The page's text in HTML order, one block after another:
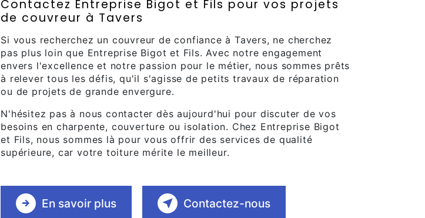
Contactez Entreprise Bigot et Fils pour vos projets
de couvreur à Tavers
Si vous recherchez un couvreur de confiance à Tavers, ne cherchez
pas plus loin que Entreprise Bigot et Fils. Avec notre engagement
envers l'excellence et notre passion pour le métier, nous sommes prêts
à relever tous les défis, qu'il s'agisse de petits travaux de réparation
ou de projets de grande envergure.
N'hésitez pas à nous contacter dès aujourd'hui pour discuter de vos
besoins en charpente, couverture ou isolation. Chez Entreprise Bigot
et Fils, nous sommes là pour vous offrir des services de qualité
supérieure, car votre toiture mérite le meilleur.
En savoir plus Contactez-nous